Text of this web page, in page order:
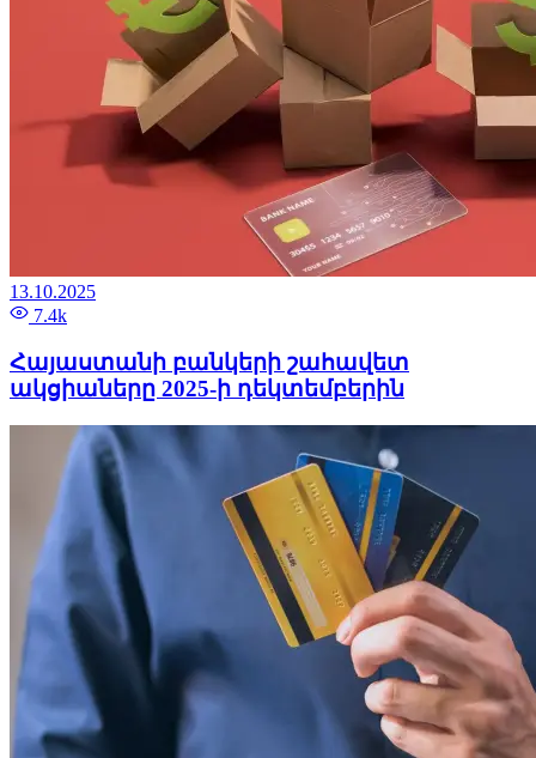
13.10.2025
7.4k
Հայաստանի բանկերի շահավետ
ակցիաները 2025-ի դեկտեմբերին